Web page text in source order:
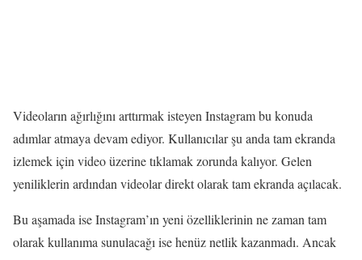
Videoların ağırlığını arttırmak isteyen Instagram bu konuda
adımlar atmaya devam ediyor. Kullanıcılar şu anda tam ekranda
izlemek için video üzerine tıklamak zorunda kalıyor. Gelen
yeniliklerin ardından videolar direkt olarak tam ekranda açılacak.
Bu aşamada ise Instagram’ın yeni özelliklerinin ne zaman tam
olarak kullanıma sunulacağı ise henüz netlik kazanmadı. Ancak